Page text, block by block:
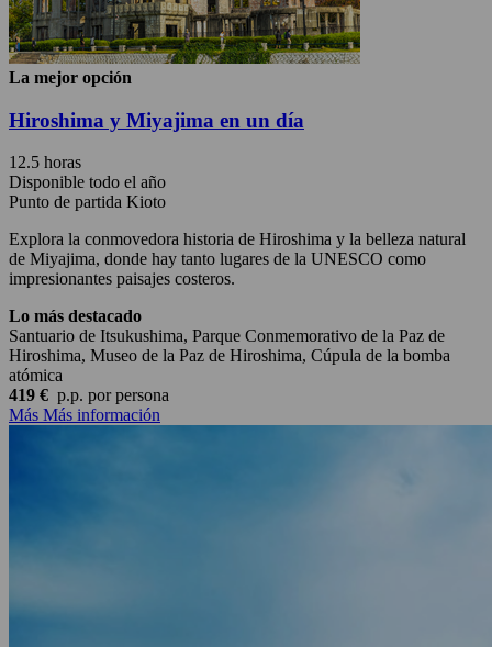
La mejor opción
Hiroshima y Miyajima en un día
12.5 horas
Disponible todo el año
Punto de partida Kioto
Explora la conmovedora historia de Hiroshima y la belleza natural
de Miyajima, donde hay tanto lugares de la UNESCO como
impresionantes paisajes costeros.
Lo más destacado
Santuario de Itsukushima, Parque Conmemorativo de la Paz de
Hiroshima, Museo de la Paz de Hiroshima, Cúpula de la bomba
atómica
419 € p.p. por persona
Más Más información